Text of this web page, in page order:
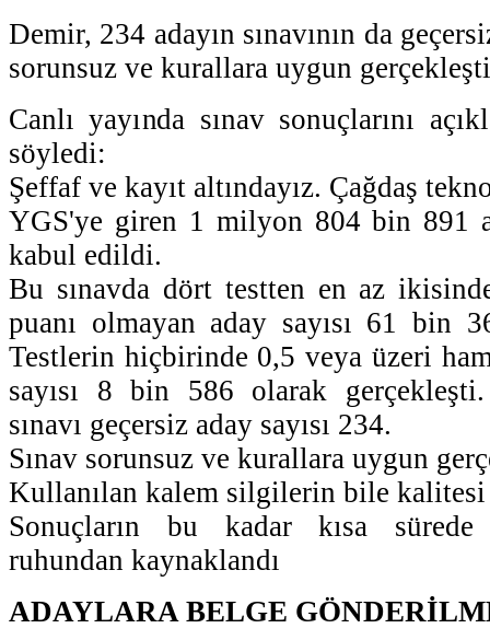
Demir, 234 adayın sınavının da
sorunsuz ve kurallara uygun
Canlı yayında sınav sonuçlarını
söyledi:
Şeffaf ve kayıt altındayız. Çağdaş
YGS'ye giren 1 milyon 804 bin 891
kabul edildi.
Bu sınavda dört testten en az
puanı olmayan aday sayısı 61 bin
Testlerin hiçbirinde 0,5 veya üzeri
sayısı 8 bin 586 olarak
sınavı geçersiz aday sayısı 234.
Sınav sorunsuz ve kurallara uygun
Kullanılan kalem silgilerin bile
Sonuçların bu kadar kısa sürede
ruhundan kaynaklandı
ADAYLARA BELGE